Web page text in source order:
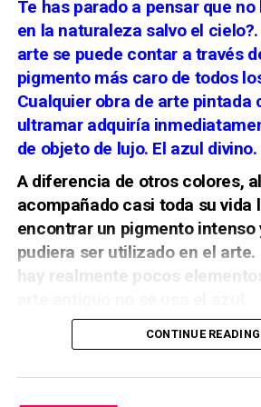
Manuel Antonio Ramos
para la música: las cajas de
parroquia matriz de San
Marchena”,Archivo Español
Manuel Clavijo Andújar,
para la parroquia de San
Frontera”,Laboratorio de Arte
La Cabalgata Histórica
Cultural Zegrí reconstruye aquel
cristiano parte por el centro de
representación de las autoridades
desciende desde la Alcazaba.
encuentran en la plaza de la
escenifica la entrega de las llaves
Te has parado a pensar que
en la naturaleza salvo el cielo?.
arte se puede contar a través
pigmento más caro de todos
Cualquier obra de arte pintada
ultramar adquiría
de objeto de lujo. El azul divino.
A diferencia de otros colores,
acompañado casi toda su vida
encontrar un pigmento intenso
pudiera ser utilizado en el
hay realmente pocos
CONTINUE READING